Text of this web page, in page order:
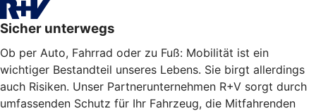
Sicher unterwegs
Ob per Auto, Fahrrad oder zu Fuß: Mobilität ist ein
wichtiger Bestandteil unseres Lebens. Sie birgt allerdings
auch Risiken. Unser Partnerunternehmen R+V sorgt durch
umfassenden Schutz für Ihr Fahrzeug, die Mitfahrenden